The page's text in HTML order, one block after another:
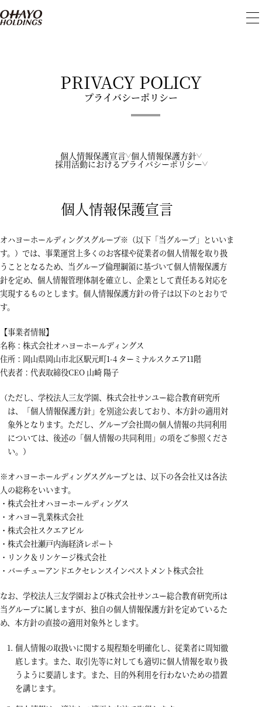
メ
PRIVACY POLICY
プライバシーポリシー
個人情報保護宣言 個人情報保護方針
採用活動におけるプライバシーポリシー
個人情報保護宣言
オハヨーホールディングスグループ※（以下「当グループ」といいま
す。）では、事業運営上多くのお客様や従業者の個人情報を取り扱
うこととなるため、当グループ倫理綱領に基づいて個人情報保護方
針を定め、個人情報管理体制を確立し、企業として責任ある対応を
実現するものとします。個人情報保護方針の骨子は以下のとおりで
す。
【事業者情報】
名称：株式会社オハヨーホールディングス
住所：岡山県岡山市北区駅元町1-4 ターミナルスクエア11階
代表者：代表取締役CEO 山崎 陽子
（ただし、学校法人三友学園、株式会社サンユー総合教育研究所
は、「個人情報保護方針」を別途公表しており、本方針の適用対
象外となります。ただし、グループ会社間の個人情報の共同利用
については、後述の「個人情報の共同利用」の項をご参照くださ
い。）
※オハヨーホールディングスグループとは、以下の各会社又は各法
人の総称をいいます。
・株式会社オハヨーホールディングス
・オハヨー乳業株式会社
・株式会社スクエアビル
・株式会社瀬戸内海経済レポート
・リンク＆リンケージ株式会社
・バーチューアンドエクセレンスインベストメント株式会社
なお、学校法人三友学園および株式会社サンユー総合教育研究所は
当グループに属しますが、独自の個人情報保護方針を定めているた
め、本方針の直接の適用対象外とします。
個人情報の取扱いに関する規程類を明確化し、従業者に周知徹
底します。また、取引先等に対しても適切に個人情報を取り扱
うように要請します。また、目的外利用を行わないための措置
を講じます。